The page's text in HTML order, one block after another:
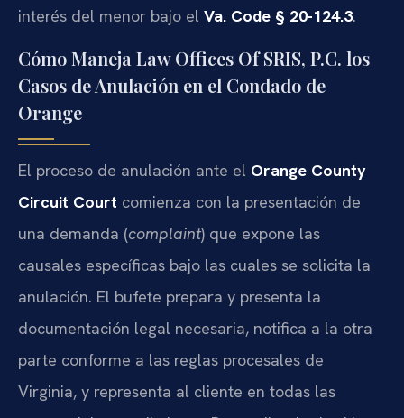
interés del menor bajo el Va. Code § 20-124.3.
Cómo Maneja Law Offices Of SRIS, P.C. los
Casos de Anulación en el Condado de
Orange
El proceso de anulación ante el Orange County
Circuit Court comienza con la presentación de
una demanda (complaint) que expone las
causales específicas bajo las cuales se solicita la
anulación. El bufete prepara y presenta la
documentación legal necesaria, notifica a la otra
parte conforme a las reglas procesales de
Virginia, y representa al cliente en todas las